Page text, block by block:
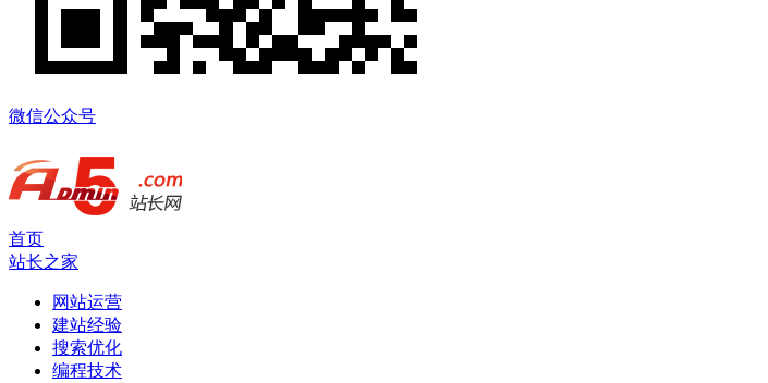
微信公众号
首页
站长之家
网站运营
建站经验
搜索优化
编程技术